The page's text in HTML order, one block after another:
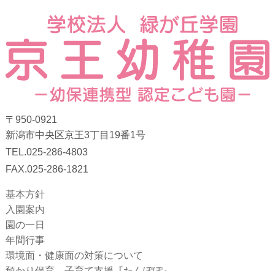
〒950-0921
新潟市中央区京王3丁目19番1号
TEL.025-286-4803
FAX.025-286-1821
基本方針
入園案内
園の一日
年間行事
環境面・健康面の対策について